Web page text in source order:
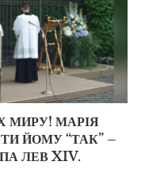
МИРУ! МАРІЯ
ЙОМУ “ТАК” –
ЛЕВ XIV.